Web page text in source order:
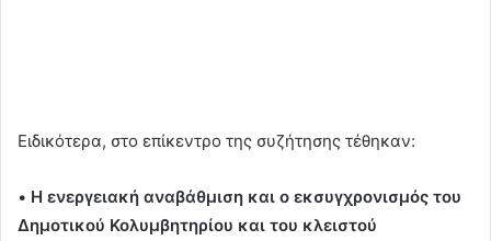
Ειδικότερα, στο επίκεντρο της συζήτησης τέθηκαν:
• Η ενεργειακή αναβάθμιση και ο εκσυγχρονισμός του
Δημοτικού Κολυμβητηρίου και του κλειστού